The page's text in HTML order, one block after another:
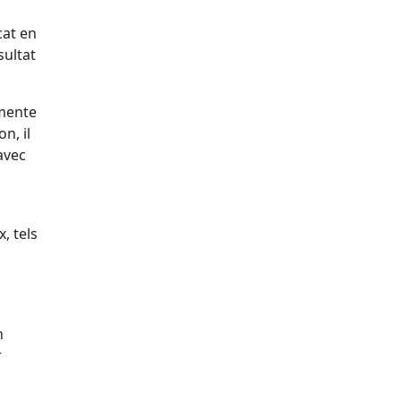
en
il
tels